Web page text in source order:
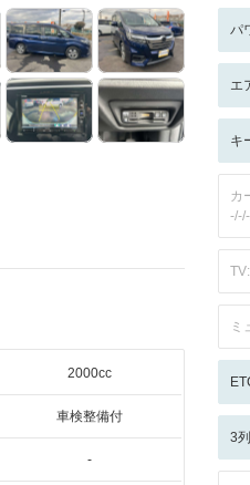
2000cc
車検整備付
-
パ
エ
キ
カ
ミ
3